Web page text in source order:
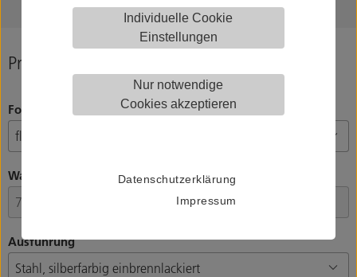
Individuelle Cookie
Einstellungen
Nur notwendige
Cookies akzeptieren
Datenschutzerklärung
Impressum
Produkt konfigurieren
Form Stützenauflage
Wandabstand
Ausführung